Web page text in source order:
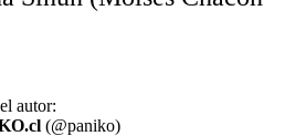
autor:
(@paniko)